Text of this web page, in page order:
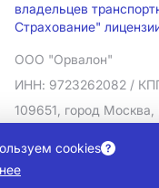
владельцев
Страхование"
ООО "Орвалон"
ИНН: 9723262082 /
109651, город
Политика в
Согласие на
Правовая информация
cookies